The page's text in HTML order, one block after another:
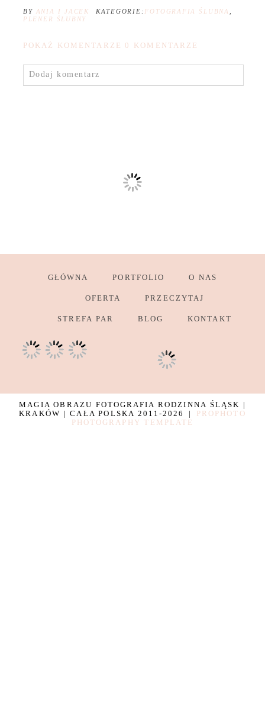
BY ANIA I JACEK KATEGORIE: FOTOGRAFIA ŚLUBNA
PLENER ŚLUBNY
POKAŻ KOMENTARZE 0 KOMENTARZE
Dodaj komentarz
GŁÓWNA PORTFOLIO O NAS
OFERTA PRZECZYTAJ
STREFA PAR BLOG KONTAKT
MAGIA OBRAZU FOTOGRAFIA RODZINNA ŚLĄSK |
KRAKÓW | CAŁA POLSKA 2011-2026
|
PROPHOTO
PHOTOGRAPHY TEMPLATE